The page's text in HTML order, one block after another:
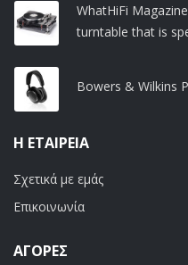
WhatHiFi
turntable that is
Bowers & Wilkins
Η ΕΤΑΙΡΕΊΑ
Σχετικά με εμάς
Επικοινωνία
ΑΓΟΡΈΣ